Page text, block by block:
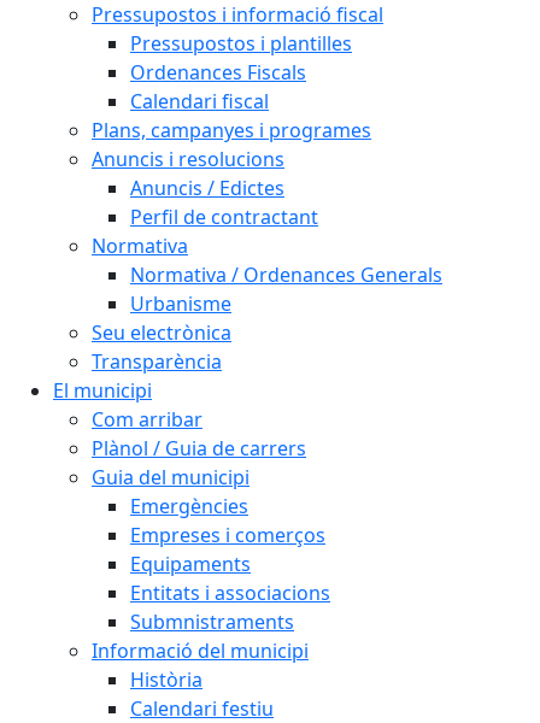
Pressupostos i informació fiscal
Pressupostos i plantilles
Ordenances Fiscals
Calendari fiscal
Plans, campanyes i programes
Anuncis i resolucions
Anuncis / Edictes
Perfil de contractant
Normativa
Normativa / Ordenances Generals
Urbanisme
Seu electrònica
Transparència
El municipi
Com arribar
Plànol / Guia de carrers
Guia del municipi
Emergències
Empreses i comerços
Equipaments
Entitats i associacions
Submnistraments
Informació del municipi
Història
Calendari festiu